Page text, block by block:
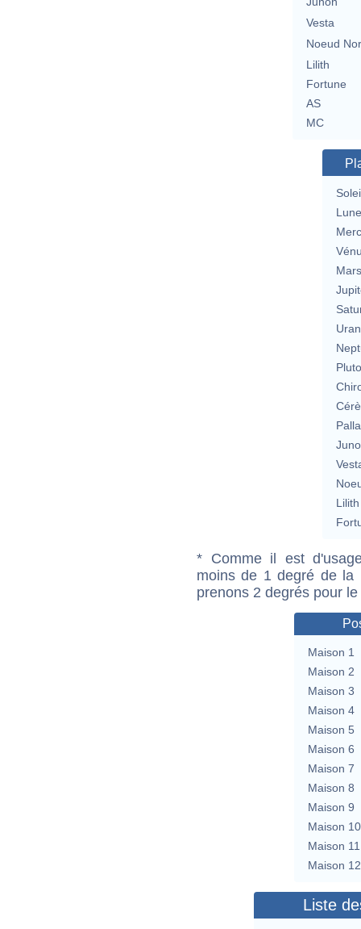
Vesta
Noeud
Lilith
Fortune
AS
MC
Lune
Mars
Lilith
* Comme il est
moins de 1 degré de la
prenons 2 degrés pour
Maison 1
Maison 2
Maison 3
Maison 4
Maison 5
Maison 6
Maison 7
Maison 8
Maison 9
Maison 10
Maison 11
Maison 12
Liste